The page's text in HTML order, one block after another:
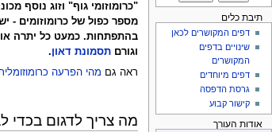
מספר כפול של כרומוזומים -
וגורם תסמונת דאון.
ראה גם מהי הפרעה
מה צריך לדגום בכדי
תיבת כלים
דפים המקושרים לכאן
שינויים בדפים
המקושרים
דפים מיוחדים
גרסת הדפסה
קישור קבוע
אודות העורך